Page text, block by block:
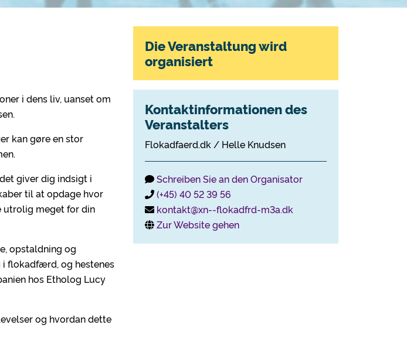
i dens liv, uanset om
kan gøre en stor
giver dig indsigt i
til at opdage hvor
utrolig meget for din
opstaldning og
i flokadfærd, og hestenes
hos Etholog Lucy
og hvordan dette
Die Veranstaltung wird
organisiert
Kontaktinformationen des
Veranstalters
Flokadfaerd.dk / Helle Knudsen
Schreiben Sie an den Organisator
(+45) 40 52 39 56
kontakt@xn--flokadfrd-m3a.dk
Zur Website gehen